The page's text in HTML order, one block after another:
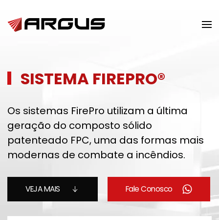
Skip to main content
SISTEMA FIREPRO®
Os sistemas FirePro utilizam a última
geração do composto sólido
patenteado FPC, uma das formas mais
modernas de combate a incêndios.
VEJA MAIS Fale Conosco